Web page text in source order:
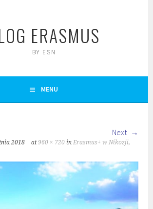
ERASMUS
BY ESN
MENU
Next
2018 at960 × 720 inErasmus+ w Nikozji,